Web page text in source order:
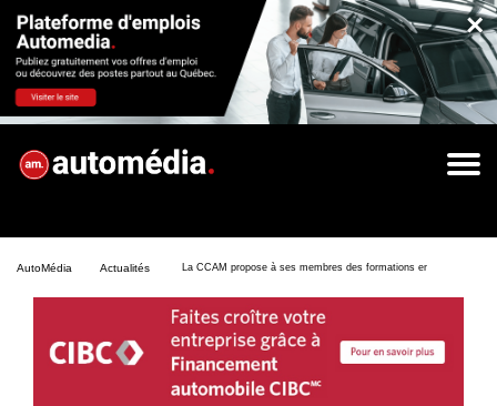
×
AutoMédia Actualités La CCAM propose à ses membres des formations en format virtuel